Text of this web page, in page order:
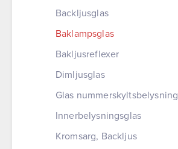
Backljusglas
Baklampsglas
Bakljusreflexer
Dimljusglas
Glas nummerskyltsbelysning
Innerbelysningsglas
Kromsarg, Backljus